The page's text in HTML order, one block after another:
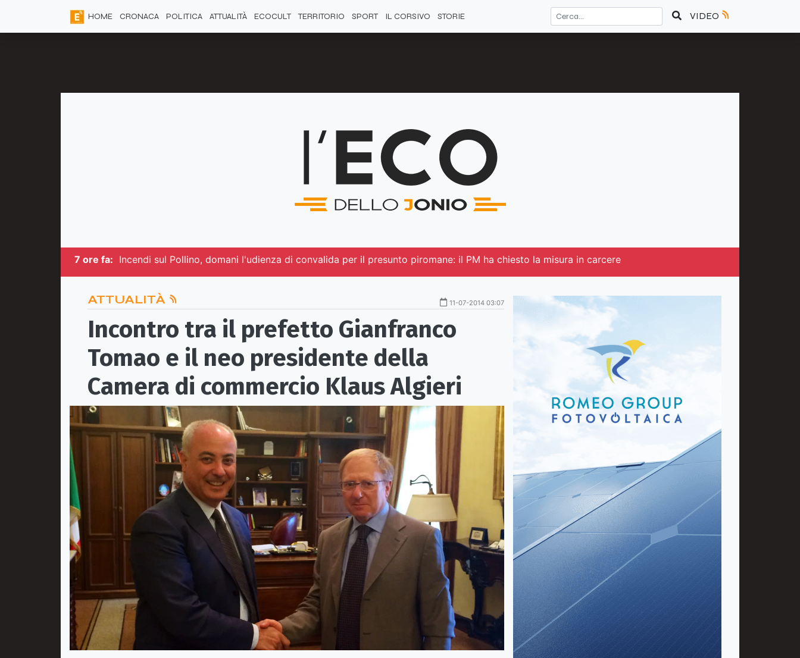
HOME CRONACA POLITICA ATTUALITÀ ECOCULT TERRITORIO SPORT IL CORSIVO STORIE VIDEO
7 ore fa: Incendi sul Pollino, domani l'udienza di convalida per il presunto piromane: il PM ha chiesto la misura in carcere
ATTUALITÀ 11-07-2014 03:07
Incontro tra il prefetto Gianfranco
Tomao e il neo presidente della
Camera di commercio Klaus Algieri